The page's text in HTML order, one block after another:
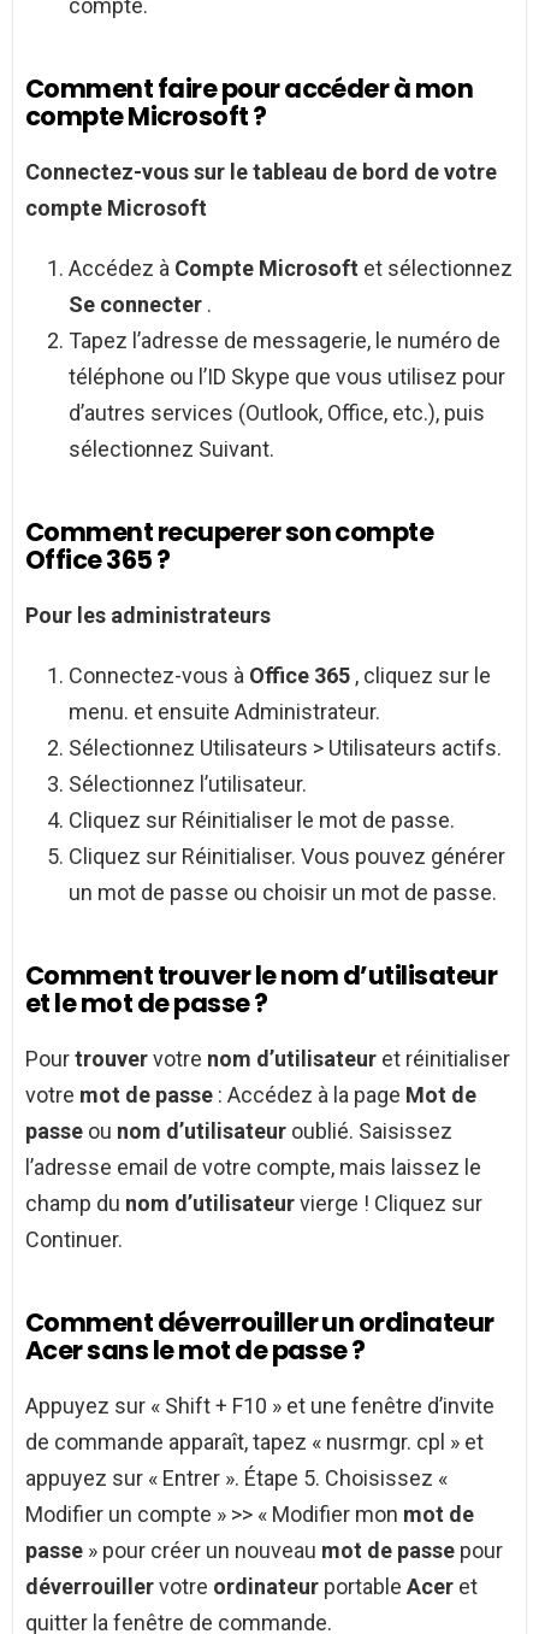
Comment faire pour accéder à mon
compte Microsoft ?
Connectez-vous sur le tableau de bord de votre
compte Microsoft
Accédez à Compte Microsoft et sélectionnez
Se connecter .
Tapez l’adresse de messagerie, le numéro de
téléphone ou l’ID Skype que vous utilisez pour
d’autres services (Outlook, Office, etc.), puis
sélectionnez Suivant.
Comment recuperer son compte
Office 365 ?
Pour les administrateurs
Connectez-vous à Office 365 , cliquez sur le
menu. et ensuite Administrateur.
Sélectionnez Utilisateurs > Utilisateurs actifs.
Sélectionnez l’utilisateur.
Cliquez sur Réinitialiser le mot de passe.
Cliquez sur Réinitialiser. Vous pouvez générer
un mot de passe ou choisir un mot de passe.
Comment trouver le nom d’utilisateur
et le mot de passe ?
Pourtrouvervotre nom d’utilisateur et réinitialiser
votre mot de passe : Accédez à la page Mot de
passe ou nom d’utilisateur oublié. Saisissez
l’adresse email de votre compte, mais laissez le
champ du nom d’utilisateurvierge ! Cliquez sur
Continuer.
Comment déverrouiller un ordinateur
Acer sans le mot de passe ?
Appuyez sur « Shift + F10 » et une fenêtre d’invite
de commande apparaît, tapez « nusrmgr. cpl » et
appuyez sur « Entrer ». Étape 5. Choisissez «
Modifier un compte » >> « Modifier mon mot de
passe » pour créer un nouveau mot de passe pour
déverrouillervotre ordinateur portable Acer et
quitter la fenêtre de commande.